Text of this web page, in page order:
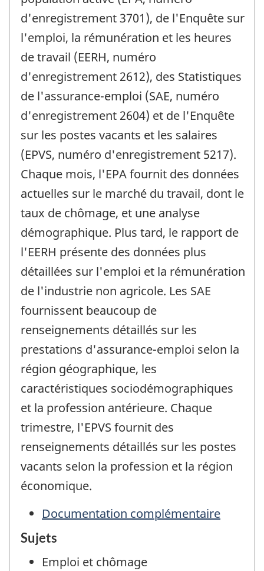
d'enregistrement 3701), de l'Enquête sur
l'emploi, la rémunération et les heures
de travail (EERH, numéro
d'enregistrement 2612), des Statistiques
de l'assurance-emploi (SAE, numéro
d'enregistrement 2604) et de l'Enquête
sur les postes vacants et les salaires
(EPVS, numéro d'enregistrement 5217).
Chaque mois, l'EPA fournit des données
actuelles sur le marché du travail, dont le
taux de chômage, et une analyse
démographique. Plus tard, le rapport de
l'EERH présente des données plus
détaillées sur l'emploi et la rémunération
de l'industrie non agricole. Les SAE
fournissent beaucoup de
renseignements détaillés sur les
prestations d'assurance-emploi selon la
région géographique, les
caractéristiques sociodémographiques
et la profession antérieure. Chaque
trimestre, l'EPVS fournit des
renseignements détaillés sur les postes
vacants selon la profession et la région
économique.
Documentation complémentaire
Sujets
Emploi et chômage